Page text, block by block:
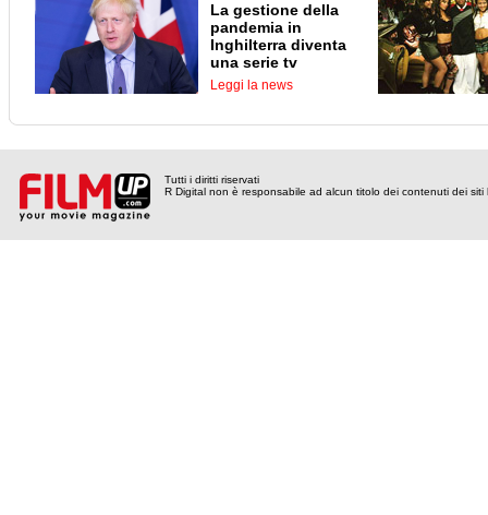
La gestione della
pandemia in
Inghilterra diventa
una serie tv
Leggi la news
Tutti i diritti riservati
R Digital non è responsabile ad alcun titolo dei contenuti dei siti